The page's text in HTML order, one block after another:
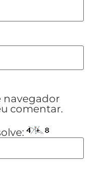
navegador
comentar.